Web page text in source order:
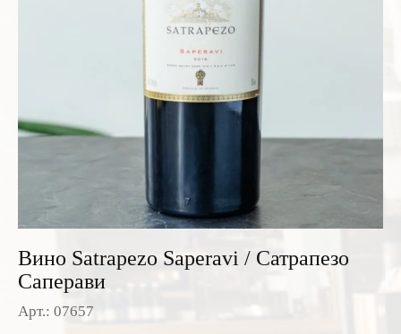
Итальянские вина
Французские вина
Испанские вина
Вино Satrapezo Saperavi / Сатрапезо
Саперави
Арт.: 07657